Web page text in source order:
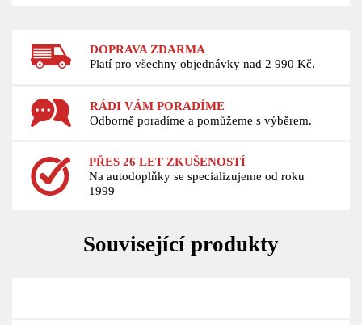
DOPRAVA ZDARMA
Platí pro všechny objednávky nad 2 990 Kč.
RÁDI VÁM PORADÍME
Odborně poradíme a pomůžeme s výběrem.
PŘES 26 LET ZKUŠENOSTÍ
Na autodoplňky se specializujeme od roku
1999
Související produkty